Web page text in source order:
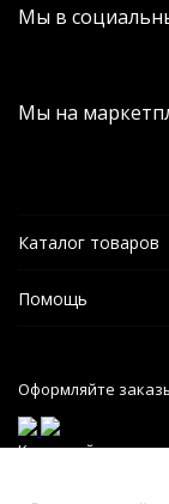
Мы в
Мы на
Каталог товаров
Помощь
Оформляйте
Карта сайта